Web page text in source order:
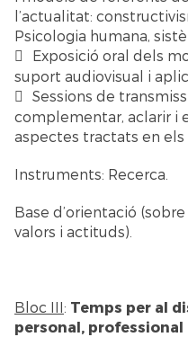
l’actualitat:
Psicologia humana,
Exposició oral dels
suport audiovisual i
Sessions de
complementar, aclarir i
aspectes tractats en els
Instruments: Recerca.
Base d’orientació
valors i actituds).
Bloc III: Temps per al
personal, professional